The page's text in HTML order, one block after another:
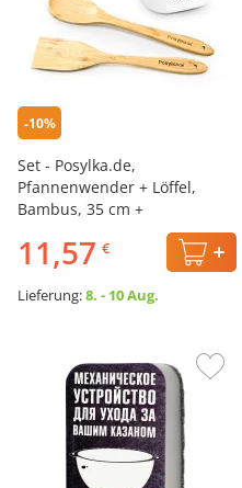
-10%
Set - Posylka.de,
Pfannenwender + Löffel,
Bambus, 35 cm +
Zahnstocherspender
11,57 €
Lieferung:8. - 10 Aug.